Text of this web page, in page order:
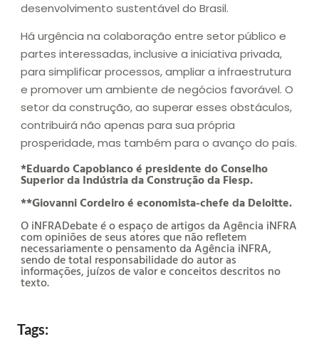
desenvolvimento sustentável do Brasil.
Há urgência na colaboração entre setor público e
partes interessadas, inclusive a iniciativa privada,
para simplificar processos, ampliar a infraestrutura
e promover um ambiente de negócios favorável. O
setor da construção, ao superar esses obstáculos,
contribuirá não apenas para sua própria
prosperidade, mas também para o avanço do país.
*Eduardo Capobianco é presidente do Conselho
Superior da Indústria da Construção da Fiesp.
**Giovanni Cordeiro é economista-chefe da Deloitte.
O iNFRADebate é o espaço de artigos da Agência iNFRA
com opiniões de seus atores que não refletem
necessariamente o pensamento da Agência iNFRA,
sendo de total responsabilidade do autor as
informações, juízos de valor e conceitos descritos no
texto.
Tags: